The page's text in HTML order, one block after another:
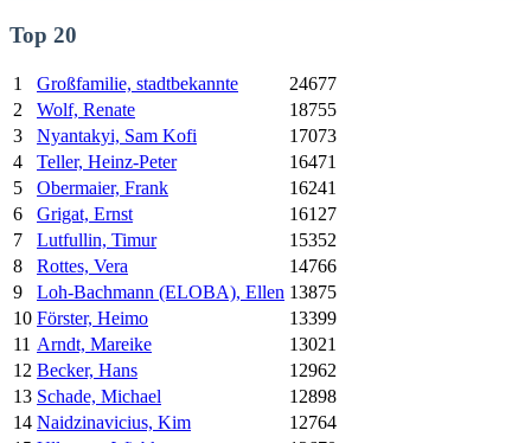
Top 20
1 Großfamilie, stadtbekannte
24677
2
Wolf, Renate
18755
3
Nyantakyi, Sam Kofi
17073
4
Teller, Heinz-Peter
16471
5
Obermaier, Frank
16241
6
Grigat, Ernst
16127
7
Lutfullin, Timur
15352
8
Rottes, Vera
14766
9
Loh-Bachmann (ELOBA), Ellen 13875
10 Förster, Heimo
13399
11 Arndt, Mareike
13021
12 Becker, Hans
12962
13 Schade, Michael
12898
14 Naidzinavicius, Kim
12764